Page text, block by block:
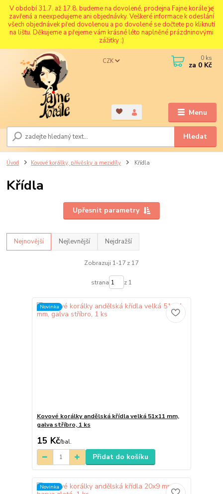
V období 31.7. až 17.8. budeme na dovolené, prodejna Fajne korále je
zavřená a neexpedujeme ani objednávky. Veškeré informace k odeslání
všech objednávek před dovolenou a po dovolené se dočtete po kliknutí
na lištu. Děkujeme a přejeme vám krásné léto naplněné prázdninovými
zážitky :)
Menu
CZK
Hledat
0 ks
za 0 Kč
Úvod Kovové korálky, přívěsky a mezidíly Křídla
Křídla
Upřesnit parametry
Nejnovější Nejlevnější Nejdražší
Zobrazuji 1-17 z 17
strana z 1
Novinka
Kovové korálky andělská křídla velká 51x11 mm,
galva stříbro, 1 ks
15 Kč/bal.
Přidat do košíku
Novinka